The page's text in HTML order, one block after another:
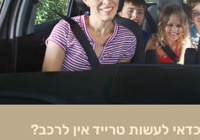
לעשות טרייד אין לרכב?